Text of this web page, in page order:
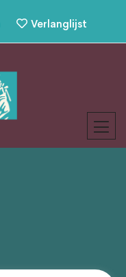
Verlanglijst